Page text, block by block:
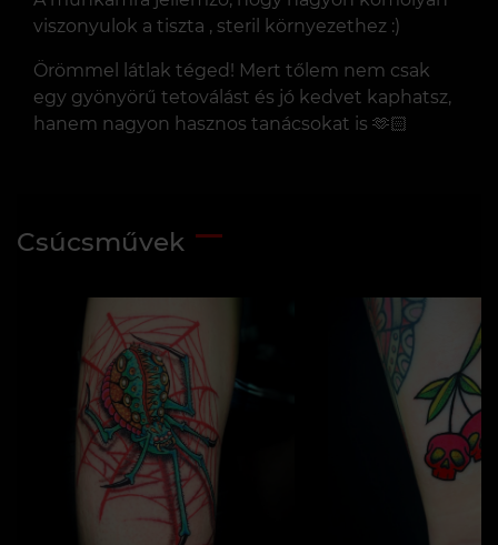
viszonyulok a tiszta , steril környezethez :)
Örömmel látlak téged! Mert tőlem nem csak
egy gyönyörű tetoválást és jó kedvet kaphatsz,
hanem nagyon hasznos tanácsokat is 🫶🏻
Csúcsművek